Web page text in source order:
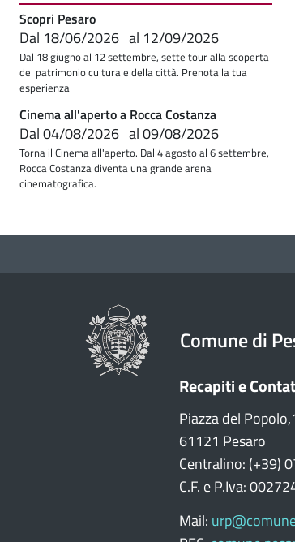
Scopri Pesaro
Dal 18/06/2026 al 12/09/2026
Dal 18 giugno al 12 settembre, sette tour alla scoperta
del patrimonio culturale della città. Prenota la tua
esperienza
Cinema all'aperto a Rocca Costanza
Dal04/08/2026 al09/08/2026
Torna il Cinema all'aperto. Dal 4 agosto al 6 settembre,
Rocca Costanza diventa una grande arena
cinematografica.
Comune di
Recapiti e
Piazza del
61121 Pesaro
Centralino: (+39)
C.F. e P.Iva:
Mail: